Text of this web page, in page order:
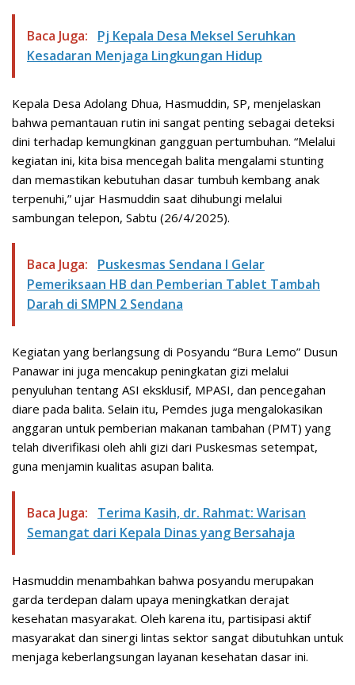
Baca Juga:
Pj Kepala Desa Meksel Seruhkan
Kesadaran Menjaga Lingkungan Hidup
Kepala Desa Adolang Dhua, Hasmuddin, SP, menjelaskan
bahwa pemantauan rutin ini sangat penting sebagai deteksi
dini terhadap kemungkinan gangguan pertumbuhan. “Melalui
kegiatan ini, kita bisa mencegah balita mengalami stunting
dan memastikan kebutuhan dasar tumbuh kembang anak
terpenuhi,” ujar Hasmuddin saat dihubungi melalui
sambungan telepon, Sabtu (26/4/2025).
Baca Juga:
Puskesmas Sendana I Gelar
Pemeriksaan HB dan Pemberian Tablet Tambah
Darah di SMPN 2 Sendana
Kegiatan yang berlangsung di Posyandu “Bura Lemo” Dusun
Panawar ini juga mencakup peningkatan gizi melalui
penyuluhan tentang ASI eksklusif, MPASI, dan pencegahan
diare pada balita. Selain itu, Pemdes juga mengalokasikan
anggaran untuk pemberian makanan tambahan (PMT) yang
telah diverifikasi oleh ahli gizi dari Puskesmas setempat,
guna menjamin kualitas asupan balita.
Baca Juga:
Terima Kasih, dr. Rahmat: Warisan
Semangat dari Kepala Dinas yang Bersahaja
Hasmuddin menambahkan bahwa posyandu merupakan
garda terdepan dalam upaya meningkatkan derajat
kesehatan masyarakat. Oleh karena itu, partisipasi aktif
masyarakat dan sinergi lintas sektor sangat dibutuhkan untuk
menjaga keberlangsungan layanan kesehatan dasar ini.